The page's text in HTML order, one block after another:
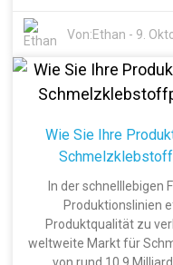
35 Milliarden US-Dollar
wachsen wird –
das in diesem Bereich
Material Technology
zu den
fortschrittliche
um der rasant
Lösungen gerecht zu
einige praktische
Polyesterfolie nutzen
senken. Wir werden
Von:Ethan - 9.
Wie Sie Ihre
In der schnelllebigen
Produktionslinien
Produktqualität zu
weltweite Markt für